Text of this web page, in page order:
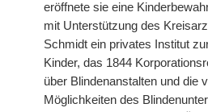
eröffnete sie eine
mit Unterstützung des
Schmidt ein privates Institut
Kinder, das 1844
über Blindenanstalten und die
Möglichkeiten des